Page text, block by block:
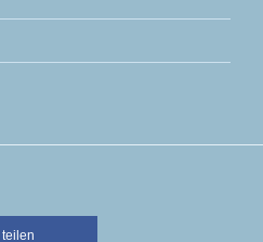
teilen